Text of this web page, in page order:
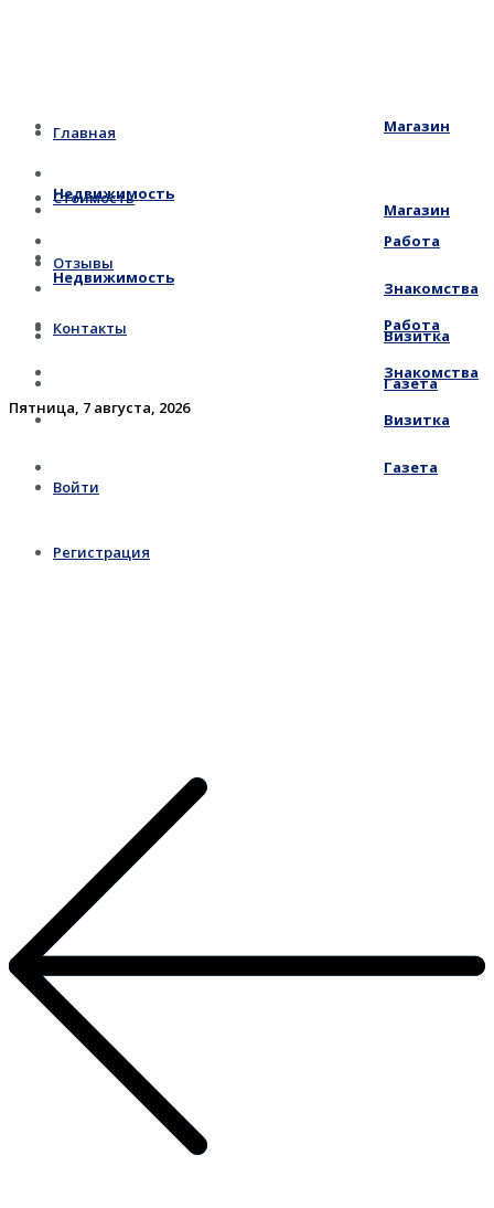
Главная
Стоимость
Отзывы
Контакты
Пятница, 7 августа, 2026
Войти
Регистрация
Магазин
Недвижимость
Работа
Знакомства
Визитка
Газета
Магазин
Недвижимость
Работа
Знакомства
Визитка
Газета